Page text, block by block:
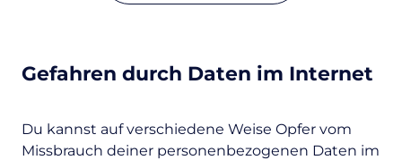
Gefahren durch Daten im Internet
Du kannst auf verschiedene Weise Opfer vom
Missbrauch deiner personenbezogenen Daten im